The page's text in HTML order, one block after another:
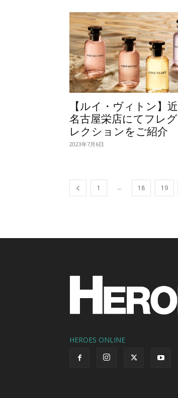
【ルイ・ヴィトン】近
名古屋栄店にてフレ
レクションをご紹介
2023年7月6日
1 ... 18 19
HEROES ONLINE